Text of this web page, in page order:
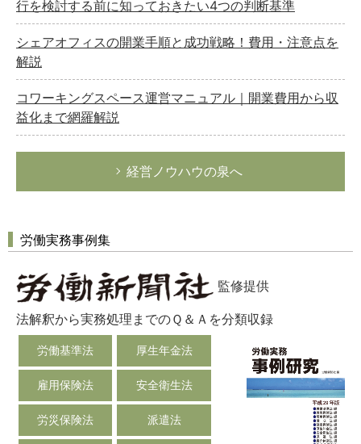
行を検討する前に知っておきたい4つの判断基準
シェアオフィスの開業手順と成功戦略！費用・注意点を
解説
コワーキングスペース運営マニュアル｜開業費用から収
益化まで網羅解説
経営ノウハウの泉へ
労働実務事例集
監修提供
法解釈から実務処理までのＱ＆Ａを分類収録
労働基準法 厚生年金法
雇用保険法 安全衛生法
労災保険法 派遣法